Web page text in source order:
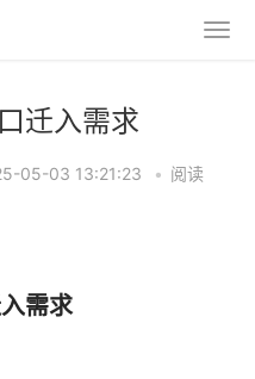
迁入需求
05-03 13:21:23 • 阅读
需求